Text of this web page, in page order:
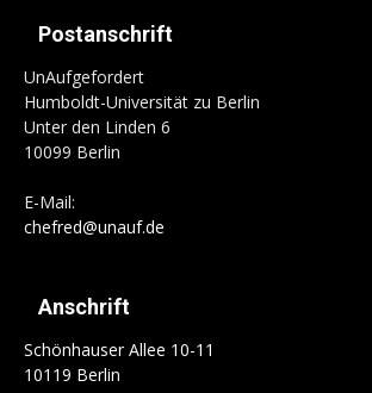
Postanschrift
UnAufgefordert
Humboldt-Universität zu Berlin
Unter den Linden 6
10099 Berlin
E-Mail:
chefred@unauf.de
Anschrift
Schönhauser Allee 10-11
10119 Berlin